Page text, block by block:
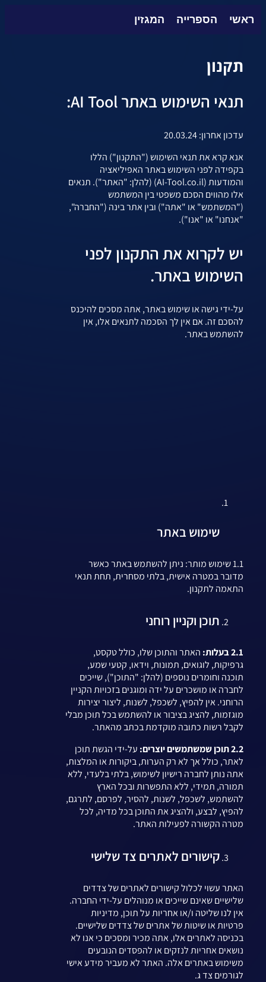
ראשי הספרייה המגזין
תקנון
תנאי השימוש באתר AI Tool:
עדכון אחרון: 20.03.24
אנא קרא את תנאי השימוש ("התקנון") הללו
בקפידה לפני השימוש באתר האפיליאציה
והמודעות (AI-Tool.co.il) (להלן: "האתר"). תנאים
אלו מהווים הסכם משפטי בין המשתמש
("המשתמש" או "אתה") ובין אתר בינה ("החברה",
"אנחנו" או "אנו").
יש לקרוא את התקנון לפני
השימוש באתר.
על-ידי גישה או שימוש באתר, אתה מסכים להיכנס
להסכם זה. אם אין לך הסכמה לתנאים אלו, אין
להשתמש באתר.
שימוש באתר
1.1 שימוש מותר: ניתן להשתמש באתר כאשר
מדובר במטרה אישית, בלתי מסחרית, תחת תנאי
התאמה לתקנון.
תוכן וקניין רוחני
2.1 בעלות:
האתר והתוכן שלו, כולל טקסט,
גרפיקות, לוגואים, תמונות, וידאו, קטעי שמע,
תוכנה וחומרים נוספים (להלן: "התוכן"), שייכים
לחברה או מושכרים על ידה ומוגנים בזכויות הקניין
הרוחני. אין להפיץ, לשכפל, לשנות, ליצור יצירות
מוגזמות, להציג בציבור או להשתמש בכל תוכן מבלי
לקבל רשות כתובה מוקדמת בכתב מהאתר.
2.2 תוכן שמשתמשים יוצרים:
על-ידי הגשת תוכן
לאתר, כולל אך לא רק הערות, ביקורות או המלצות,
אתה נותן לחברה רישיון לשימוש, בלתי בלעדי, ללא
תמורה, תמידי, ללא התפשרות ובכל הארץ
להשתמש, לשכפל, לשנות, להסיר, לפרסם, לתרגם,
להפיץ, לבצע, ולהציג את התוכן בכל מדיה, לכל
מטרה הקשורה לפעילות האתר.
קישורים לאתרים צד שלישי
האתר עשוי לכלול קישורים לאתרים של צדדים
שלישיים שאינם שייכים או מנוהלים על-ידי החברה.
אין לנו שליטה ו/או אחריות על תוכן, מדיניות
פרטיות או שיטות של אתרים של צדדים שלישיים.
בכניסה לאתרים אלו, אתה מכיר ומסכים כי אנו לא
נושאים אחריות לנזקים או להפסדים הנובעים
משימוש באתרים אלה. האתר לא מעביר מידע אישי
לגורמים צד ג.